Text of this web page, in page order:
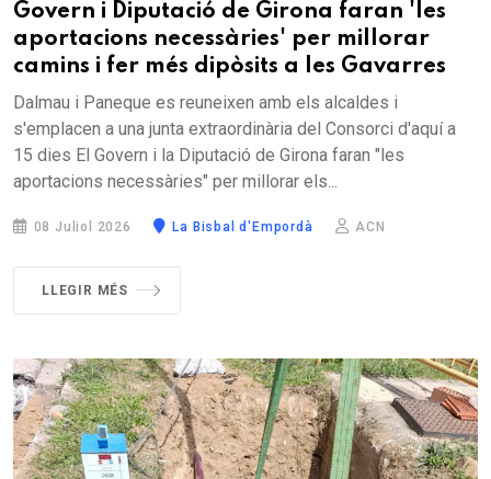
Govern i Diputació de Girona faran 'les
aportacions necessàries' per millorar
camins i fer més dipòsits a les Gavarres
Dalmau i Paneque es reuneixen amb els alcaldes i
s'emplacen a una junta extraordinària del Consorci d'aquí a
15 dies El Govern i la Diputació de Girona faran "les
aportacions necessàries" per millorar els...
08 Juliol 2026 La Bisbal d'Empordà ACN
LLEGIR MÉS